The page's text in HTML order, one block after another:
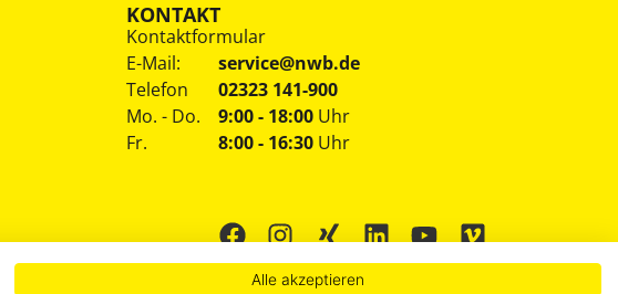
KONTAKT
Kontaktformular
E-Mail:
service@nwb.de
Telefon
02323 141-900
Mo. - Do.
Fr.
9:00 - 18:00 Uhr
8:00 - 16:30 Uhr
Alle akzeptieren